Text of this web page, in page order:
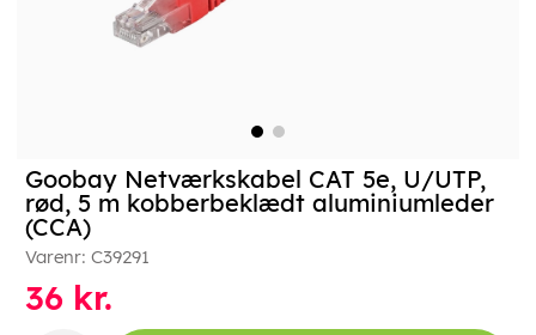
Goobay Netværkskabel CAT 5e, U/UTP,
rød, 5 m kobberbeklædt aluminiumleder
(CCA)
Varenr: C39291
36 kr.